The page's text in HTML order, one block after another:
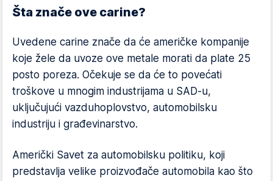
Šta znače ove carine?
Uvedene carine znače da će američke kompanije
koje žele da uvoze ove metale morati da plate 25
posto poreza. Očekuje se da će to povećati
troškove u mnogim industrijama u SAD-u,
uključujući vazduhoplovstvo, automobilsku
industriju i građevinarstvo.
Američki Savet za automobilsku politiku, koji
predstavlja velike proizvođače automobila kao što